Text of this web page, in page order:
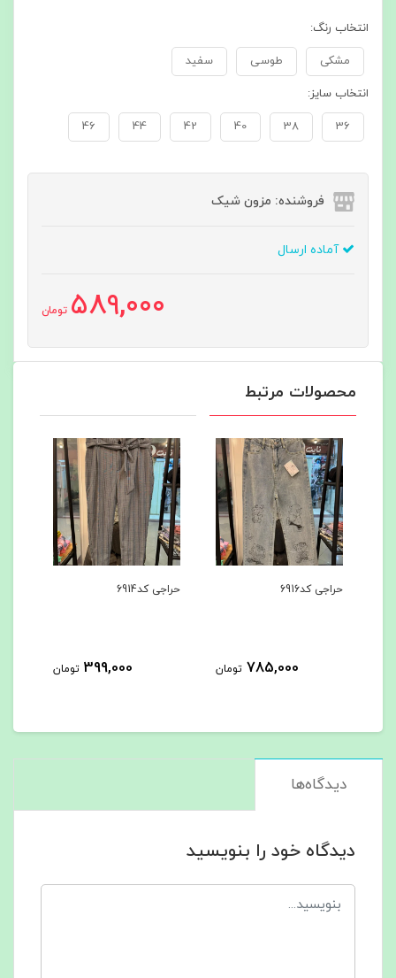
انتخاب رنگ:
مشکی طوسی سفید
انتخاب سایز:
36
38
40
42
44
46
فروشنده: مزون شیک
آماده ارسال
589,000 تومان
محصولات مرتبط
حراجی کد6916
785,000 تومان
حراجی کد6914
399,000 تومان
دیدگاه‌ها
دیدگاه خود را بنویسید